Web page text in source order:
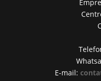
E-mail: